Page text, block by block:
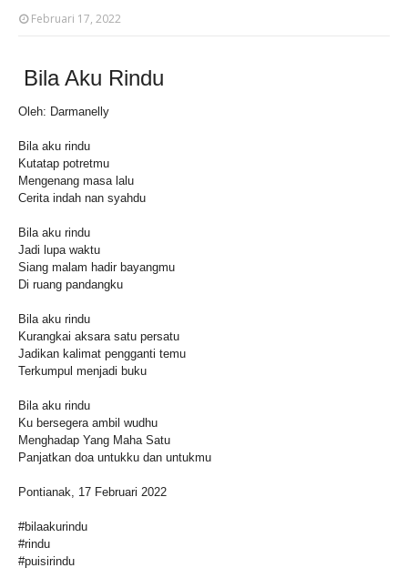
Februari 17, 2022
Bila Aku Rindu
Oleh: Darmanelly
Bila aku rindu
Kutatap potretmu
Mengenang masa lalu
Cerita indah nan syahdu
Bila aku rindu
Jadi lupa waktu
Siang malam hadir bayangmu
Di ruang pandangku
Bila aku rindu
Kurangkai aksara satu persatu
Jadikan kalimat pengganti temu
Terkumpul menjadi buku
Bila aku rindu
Ku bersegera ambil wudhu
Menghadap Yang Maha Satu
Panjatkan doa untukku dan untukmu
Pontianak, 17 Februari 2022
#bilaakurindu
#rindu
#puisirindu